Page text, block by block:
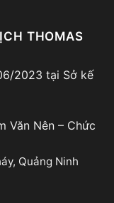
THOMAS
2023 tại Sở kế
Văn Nên – Chức
Quảng Ninh